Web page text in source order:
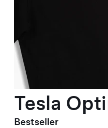
Tesla
Bestseller